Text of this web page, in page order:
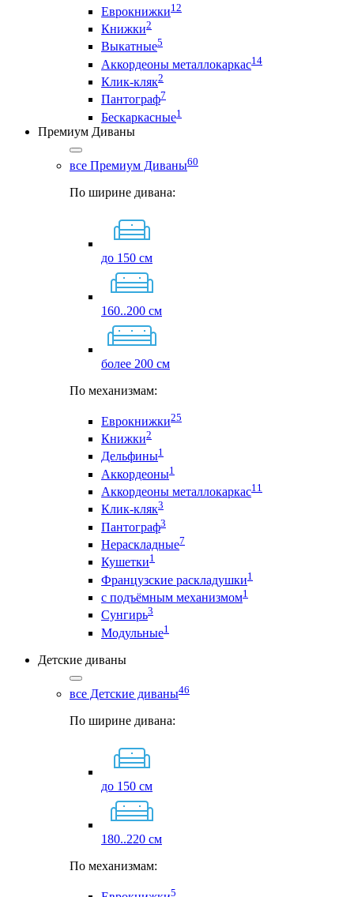
Еврокнижки12
Книжки2
Выкатные5
Аккордеоны металлокаркас14
Клик-кляк2
Пантограф7
Бескаркасные1
Премиум Диваны
все Премиум Диваны60
По ширине дивана:
до 150 см
160..200 см
более 200 см
По механизмам:
Еврокнижки25
Книжки2
Дельфины1
Аккордеоны1
Аккордеоны металлокаркас11
Клик-кляк3
Пантограф3
Нераскладные7
Кушетки1
Французские раскладушки1
с подъёмным механизмом1
Сунгирь3
Модульные1
Детские диваны
все Детские диваны46
По ширине дивана:
до 150 см
180..220 см
По механизмам:
5